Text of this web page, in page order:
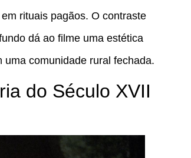
rituais pagãos. O contraste
dá ao filme uma estética
comunidade rural fechada.
do Século XVII